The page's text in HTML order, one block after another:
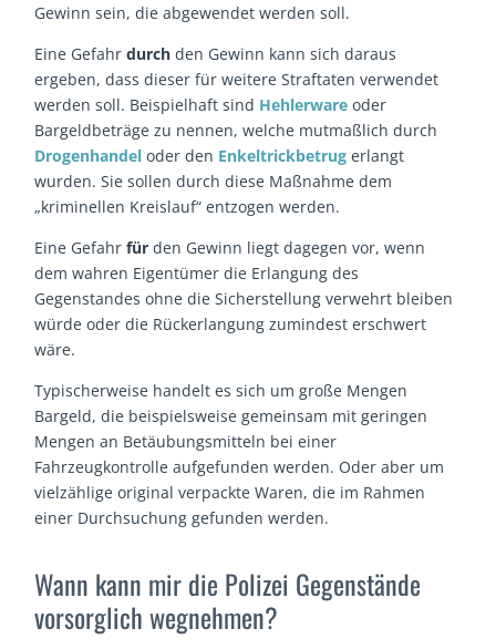
Gewinn sein, die abgewendet werden soll.
Eine Gefahrdurch den Gewinn kann sich daraus
ergeben, dass dieser für weitere Straftaten verwendet
werden soll. Beispielhaft sind Hehlerware oder
Bargeldbeträge zu nennen, welche mutmaßlich durch
Drogenhandel oder den Enkeltrickbetrug erlangt
wurden. Sie sollen durch diese Maßnahme dem
„kriminellen Kreislauf“ entzogen werden.
Eine Gefahrfür den Gewinn liegt dagegen vor, wenn
dem wahren Eigentümer die Erlangung des
Gegenstandes ohne die Sicherstellung verwehrt bleiben
würde oder die Rückerlangung zumindest erschwert
wäre.
Typischerweise handelt es sich um große Mengen
Bargeld, die beispielsweise gemeinsam mit geringen
Mengen an Betäubungsmitteln bei einer
Fahrzeugkontrolle aufgefunden werden. Oder aber um
vielzählige original verpackte Waren, die im Rahmen
einer Durchsuchung gefunden werden.
Wann kann mir die Polizei Gegenstände
vorsorglich wegnehmen?